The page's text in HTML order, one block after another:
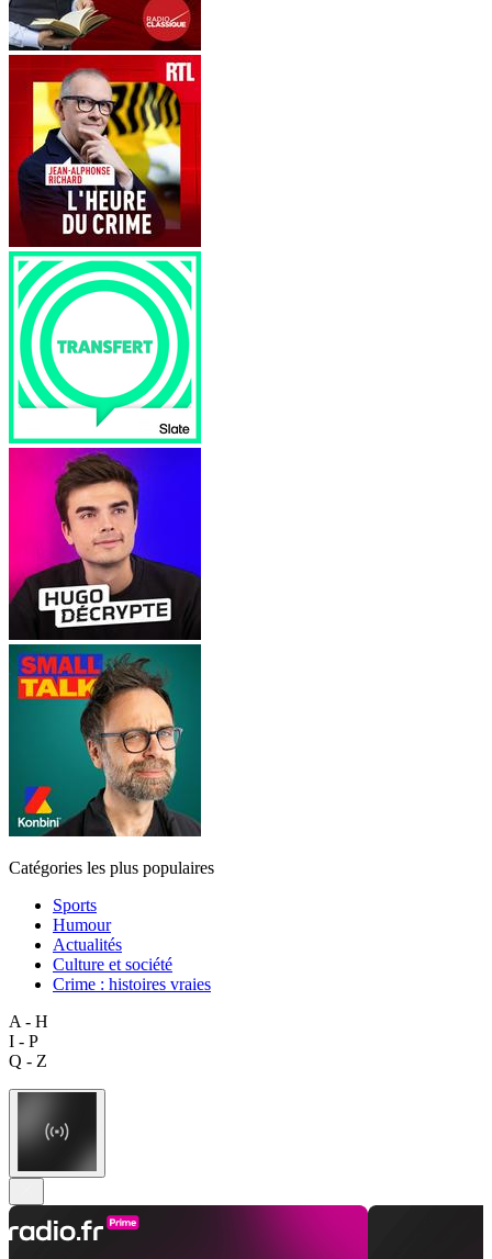
Catégories les plus populaires
Sports
Humour
Actualités
Culture et société
Crime : histoires vraies
A - H
I - P
Q - Z